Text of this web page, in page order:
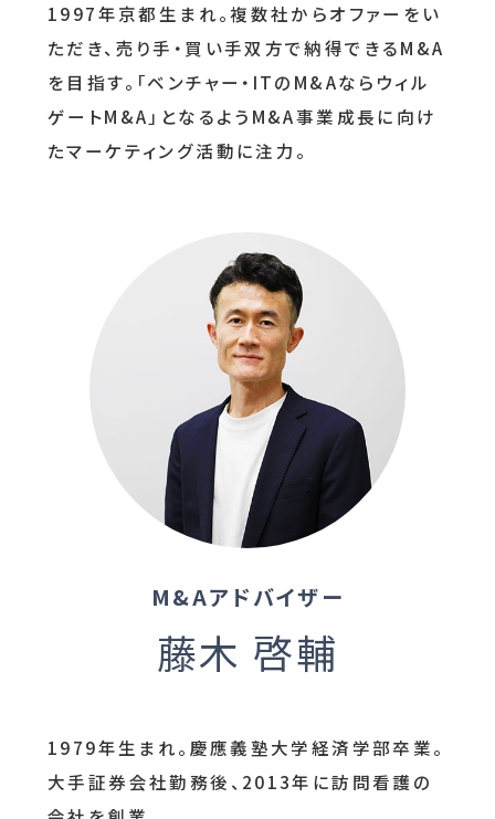
1997年京都生まれ。複数社からオファーをい
ただき、売り手・買い手双方で納得できるM&A
を目指す。「ベンチャー・ITのM&Aならウィル
ゲートM&A」となるようM&A事業成長に向け
たマーケティング活動に注力。
M&Aアドバイザー
藤木 啓輔
1979年生まれ。慶應義塾大学経済学部卒業。
大手証券会社勤務後、2013年に訪問看護の